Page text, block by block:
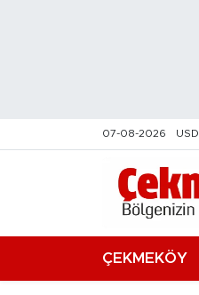
07-08-2026
ÇEKMEKÖY
Trafik Durumu
Süper Lig Puan